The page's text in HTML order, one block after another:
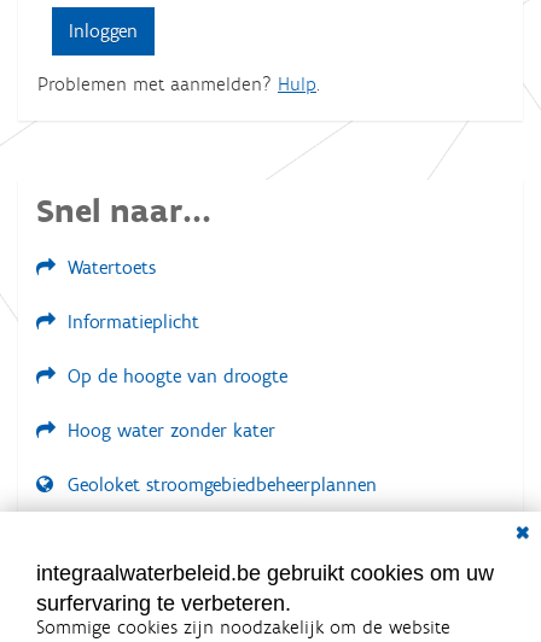
Problemen met aanmelden? Hulp
Snel naar...
Watertoets
Informatieplicht
Op de hoogte van droogte
Hoog water zonder kater
Geoloket stroomgebiedbeheerplannen
LOGIN VEREIST
integraalwaterbeleid.be gebruikt cookies om uw
surfervaring te verbeteren.
Sommige cookies zijn noodzakelijk om de website